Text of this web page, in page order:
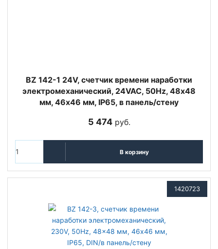
BZ 142-1 24V, счетчик времени наработки
электромеханический, 24VAC, 50Hz, 48х48
мм, 46х46 мм, IP65, в панель/стену
5 474руб.
В корзину
1420723